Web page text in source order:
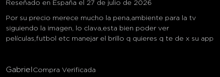
Reseñado en España el 27 de julio de 2026
Por su precio merece mucho la pena,ambiente para la tv
siguiendo la imagen, lo clava,esta bien poder ver
películas,futbol etc manejar el brillo q quieres q te de x su app
Gabriel Compra Verificada